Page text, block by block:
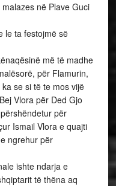
në Plave Guci
le ta festojmë së
më të madhe
për Flamurin,
se si të te mos vijë
Vlora për Ded Gjo
për
Ismail Vlora e quajti
ngrehur për
ishte ndarja e
të thëna aq